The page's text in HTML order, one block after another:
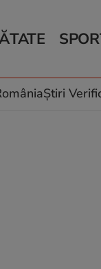
culinareȘtiri